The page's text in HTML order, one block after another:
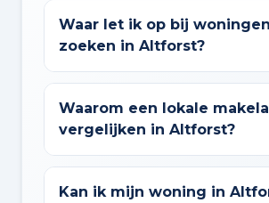
Waar let ik op bij woningen
zoeken in Altforst?
Waarom een lokale
vergelijken in Altforst?
Kan ik mijn woning in